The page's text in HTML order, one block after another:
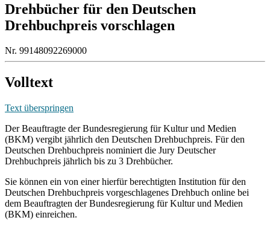
Drehbücher für den Deutschen
Drehbuchpreis vorschlagen
Nr. 99148092269000
Volltext
Text überspringen
Der Beauftragte der Bundesregierung für Kultur und Medien
(BKM) vergibt jährlich den Deutschen Drehbuchpreis. Für den
Deutschen Drehbuchpreis nominiert die Jury Deutscher
Drehbuchpreis jährlich bis zu 3 Drehbücher.
Sie können ein von einer hierfür berechtigten Institution für den
Deutschen Drehbuchpreis vorgeschlagenes Drehbuch online bei
dem Beauftragten der Bundesregierung für Kultur und Medien
(BKM) einreichen.